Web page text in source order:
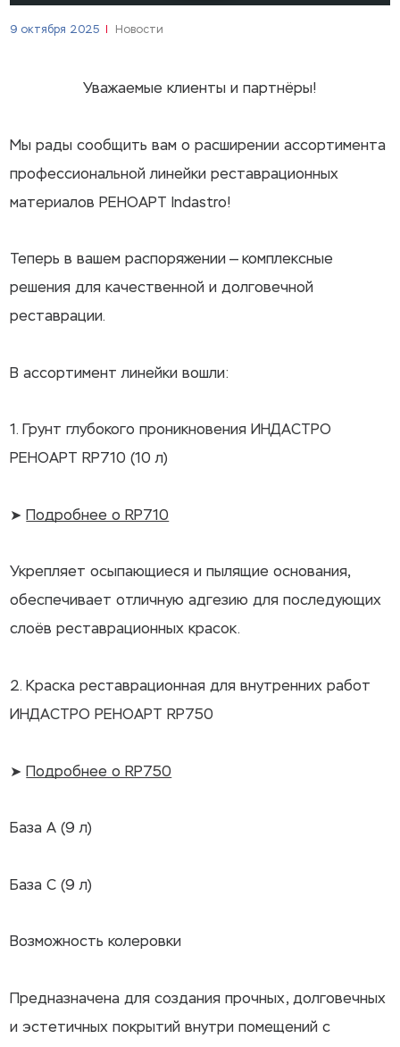
9 октября 2025 Новости
Уважаемые клиенты и партнёры!
Мы рады сообщить вам о расширении ассортимента
профессиональной линейки реставрационных
материалов РЕНОАРТ Indastro!
Теперь в вашем распоряжении — комплексные
решения для качественной и долговечной
реставрации.
В ассортимент линейки вошли:
1. Грунт глубокого проникновения ИНДАСТРО
РЕНОАРТ RP710 (10 л)
➤Подробнее о RP710
Укрепляет осыпающиеся и пылящие основания,
обеспечивает отличную адгезию для последующих
слоёв реставрационных красок.
2. Краска реставрационная для внутренних работ
ИНДАСТРО РЕНОАРТ RP750
➤Подробнее о RP750
База А (9 л)
База С (9 л)
Возможность колеровки
Предназначена для создания прочных, долговечных
и эстетичных покрытий внутри помещений с